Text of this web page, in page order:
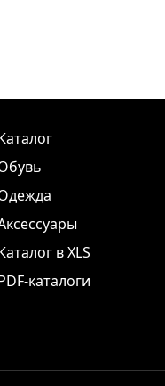
в XLS
каталоги